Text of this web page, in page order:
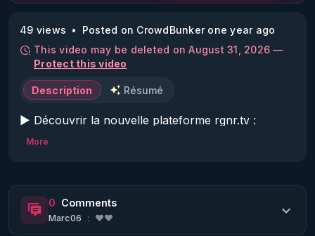
49 views
Posted on CrowdBunker one year ago
This video may be deleted on August 31, 2026 —
Protect this video
Description Résumé
https://www.rgnr.tv/nos-abonnements/
Warmcook qui diffuse les extracteurs de jus
Kuvings choisis par RGNR et le centre de la
régénération:
More
0 Comments
Marc06 : ❤️❤️